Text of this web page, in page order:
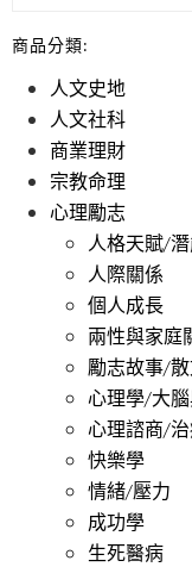
商品分類:
人文史地
人文社科
商業理財
宗教命理
心理勵志
人格天賦/
人際關係
個人成長
兩性與家庭
勵志故事/
心理學/大
心理諮商/
快樂學
情緒/壓力
成功學
生死醫病